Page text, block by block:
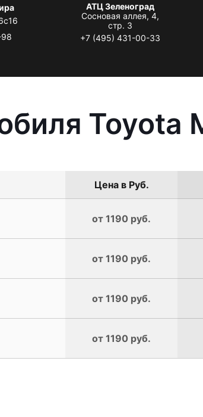
АТЦ Зеленоград
Сосновая аллея, 4,
стр. 3
+7 (495) 431-00-33
Toyota
Цена в Руб.
от 1190 руб.
от 1190 руб.
от 1190 руб.
от 1190 руб.